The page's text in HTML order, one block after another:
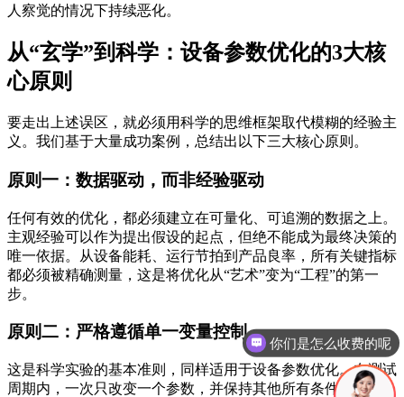
人察觉的情况下持续恶化。
从“玄学”到科学：设备参数优化的3大核
心原则
要走出上述误区，就必须用科学的思维框架取代模糊的经验主
义。我们基于大量成功案例，总结出以下三大核心原则。
原则一：数据驱动，而非经验驱动
任何有效的优化，都必须建立在可量化、可追溯的数据之上。
主观经验可以作为提出假设的起点，但绝不能成为最终决策的
唯一依据。从设备能耗、运行节拍到产品良率，所有关键指标
都必须被精确测量，这是将优化从“艺术”变为“工程”的第一
步。
原则二：严格遵循单一变量控制
这是科学实验的基本准则，同样适用于设备参数优化。在测试
周期内，一次只改变一个参数，并保持其他所有条件稳定不
现在有优惠活动吗